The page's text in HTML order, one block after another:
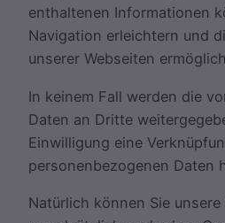
enthaltenen Informationen
Navigation erleichtern und
unserer Webseiten
In keinem Fall werden die
Daten an Dritte
Einwilligung eine
personenbezogenen Daten
Natürlich können Sie unsere